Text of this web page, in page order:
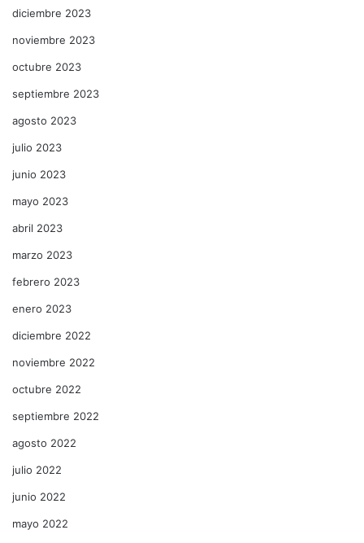
diciembre 2023
noviembre 2023
octubre 2023
septiembre 2023
agosto 2023
julio 2023
junio 2023
mayo 2023
abril 2023
marzo 2023
febrero 2023
enero 2023
diciembre 2022
noviembre 2022
octubre 2022
septiembre 2022
agosto 2022
julio 2022
junio 2022
mayo 2022